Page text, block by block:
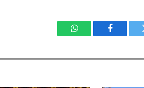
WhatsAppFacebook